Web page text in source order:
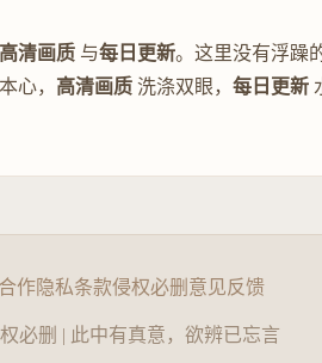
高清画质 与每日更新。这里没有浮躁
心， 高清画质 洗涤双眼， 每日更新
作隐私条款侵权必删 意见反馈
必删 | 此中有真意，欲辨已忘言